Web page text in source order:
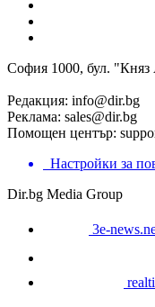
София 1000, бул.
Редакция: info@dir.bg
Реклама: sales@dir.bg
Помощен център:
Настройки за
Dir.bg Media Group
3e-